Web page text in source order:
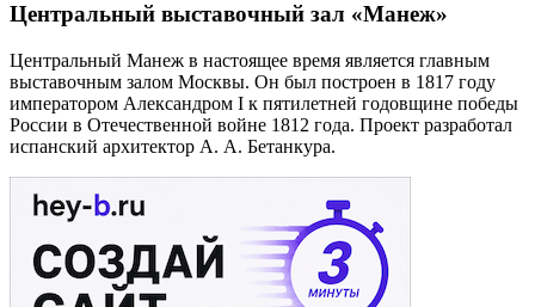
Центральный выставочный зал «Манеж»
Центральный Манеж в настоящее время является главным
выставочным залом Москвы. Он был построен в 1817 году
императором Александром I к пятилетней годовщине победы
России в Отечественной войне 1812 года. Проект разработал
испанский архитектор А. А. Бетанкура.